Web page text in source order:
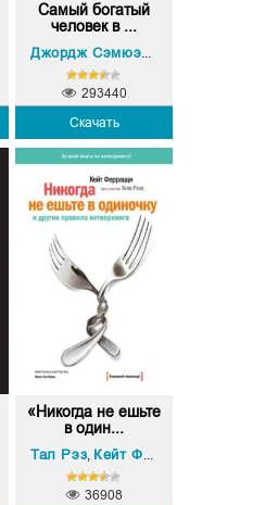
Самый богатый
человек в ...
Джордж Сэмюэль Клейсон
Скачать
293440
«Никогда не ешьте
в один...
Тал Рэз, Кейт Феррацци
36908